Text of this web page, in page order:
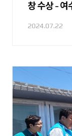
창 수상 - 여
2024.07.22